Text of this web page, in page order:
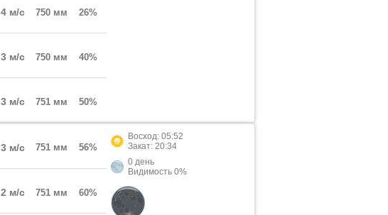
4 м/с 750 мм 26%
3 м/с 750 мм 40%
3 м/с 751 мм 50%
3 м/с 751 мм 56%
2 м/с 751 мм 60%
Восход: 05:52
Закат: 20:34
0 день
Видимость 0%